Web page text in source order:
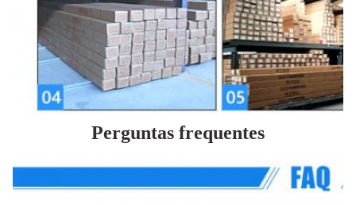
Perguntas frequentes